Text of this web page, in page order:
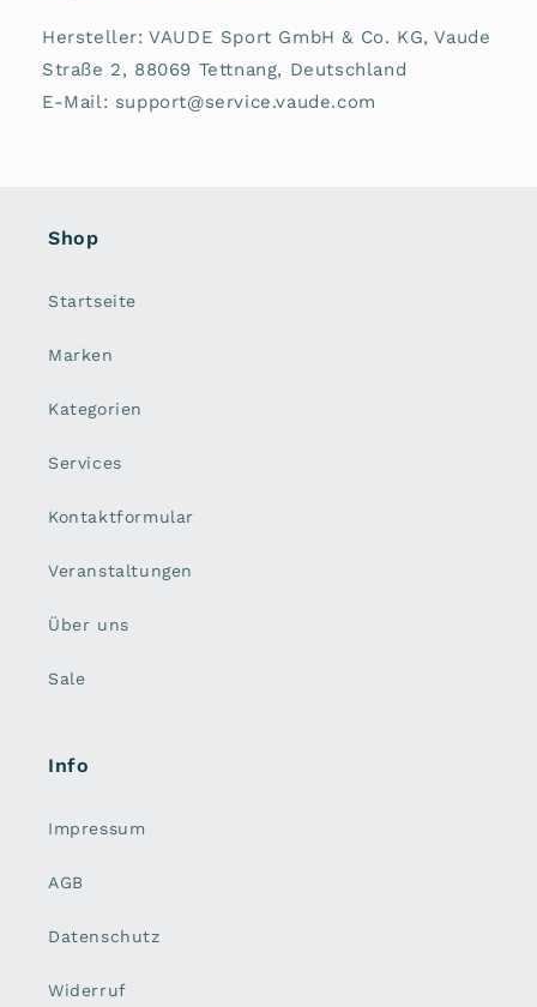
Hersteller: VAUDE Sport GmbH & Co. KG, Vaude
Straße 2, 88069 Tettnang, Deutschland
E-Mail: support@service.vaude.com
Shop
Startseite
Marken
Kategorien
Services
Kontaktformular
Veranstaltungen
Über uns
Sale
Info
Impressum
AGB
Datenschutz
Widerruf